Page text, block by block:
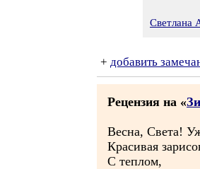
Светлана
+ добавить
Рецензия на «
Весна, Света!
Красивая
С теплом,